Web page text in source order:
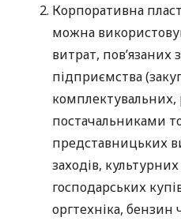
Корпоративна
можна
витрат, пов’язаних
підприємства
комплектувальних,
постачальниками
представницьких
заходів,
господарських
оргтехніка, бензин